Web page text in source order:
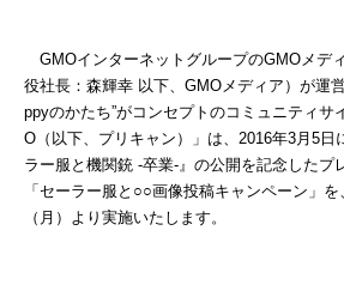
GMOインターネットグループのGMOメデ
役社長：森輝幸 以下、 GMOメディア）が運
ppyのかたち”がコンセプトのコミュニティサ
O （以下、プリキャン）」は、 2016年3月 5 日
ラー服と機関銃 -卒業-』の公開を記念したプ
「セーラー服と○○画像投稿キャンペーン」を
（月）より実施いたします。